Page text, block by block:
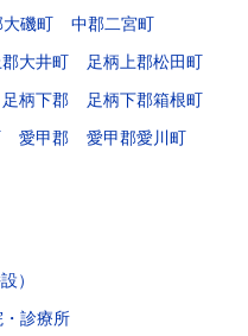
大磯町
中郡二宮町
大井町
足柄上郡松田町
足柄下郡
足柄下郡箱根町
愛甲郡
愛甲郡愛川町
）
・診療所